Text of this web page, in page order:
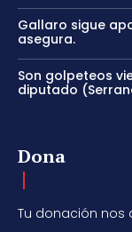
Gallaro sigue
asegura.
Son golpeteos
diputado
Dona
Tu donación nos